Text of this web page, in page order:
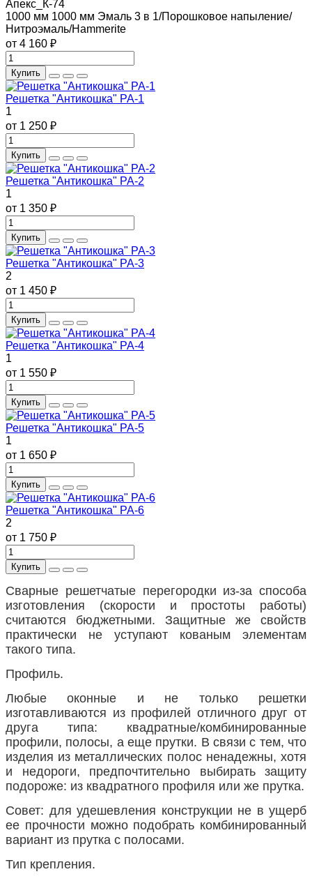
Апекс_К-74
1000 мм 1000 мм Эмаль 3 в 1/Порошковое напыление/
Нитроэмаль/Hammerite
от 4 160 ₽
Купить
Решетка "Антикошка" РА-1
1
от 1 250 ₽
Купить
Решетка "Антикошка" РА-2
1
от 1 350 ₽
Купить
Решетка "Антикошка" РА-3
2
от 1 450 ₽
Купить
Решетка "Антикошка" РА-4
1
от 1 550 ₽
Купить
Решетка "Антикошка" РА-5
1
от 1 650 ₽
Купить
Решетка "Антикошка" РА-6
2
от 1 750 ₽
Купить
Сварные решетчатые перегородки из-за способа
изготовления (скорости и простоты работы)
считаются бюджетными. Защитные же свойств
практически не уступают кованым элементам
такого типа.
Профиль.
Любые оконные и не только решетки
изготавливаются из профилей отличного друг от
друга типа: квадратные/комбинированные
профили, полосы, а еще прутки. В связи с тем, что
изделия из металлических полос ненадежны, хотя
и недороги, предпочтительно выбирать защиту
подороже: из квадратного профиля или же прутка.
Совет: для удешевления конструкции не в ущерб
ее прочности можно подобрать комбинированный
вариант из прутка с полосами.
Тип крепления.